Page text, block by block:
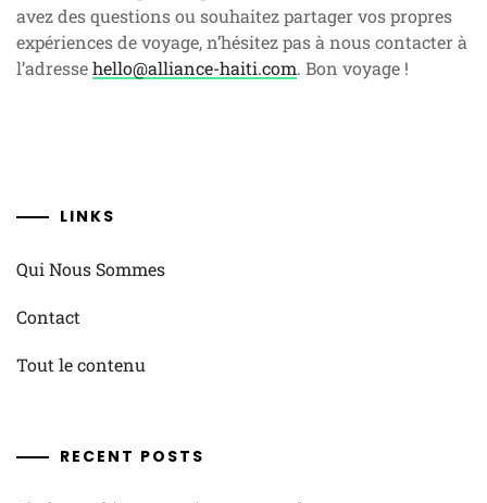
avez des questions ou souhaitez partager vos propres
expériences de voyage, n’hésitez pas à nous contacter à
l’adressehello@alliance-haiti.com. Bon voyage !
LINKS
Qui Nous Sommes
Contact
Tout le contenu
RECENT POSTS